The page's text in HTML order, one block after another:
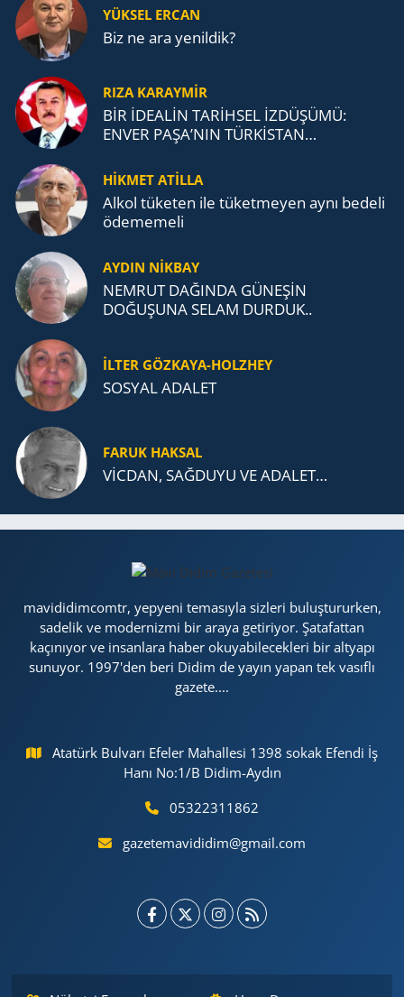
YÜKSEL ERCAN
Biz ne ara yenildik?
RIZA KARAYMIR
BİR İDEALİN TARİHSEL İZDÜŞÜMÜ:
ENVER PAŞA’NIN TÜRKİSTAN
TEŞKİLATI’NA UZANAN MİRASI
HİKMET ATİLLA
Alkol tü­ke­ten ile tü­ket­me­yen aynı be­de­li
öde­me­me­li
AYDIN NİKBAY
NEMRUT DAĞINDA GÜNEŞİN
DOĞUŞUNA SELAM DURDUK..
İLTER GÖZKAYA-HOLZHEY
SOSYAL ADALET
FARUK HAKSAL
VİCDAN, SAĞ­DU­YU VE ADA­LET…
mavididimcomtr, yepyeni temasıyla sizleri buluştururken,
sadelik ve modernizmi bir araya getiriyor. Şatafattan
kaçınıyor ve insanlara haber okuyabilecekleri bir altyapı
sunuyor. 1997'den beri Didim de yayın yapan tek vasıflı
gazete....
Atatürk Bulvarı Efeler Mahallesi 1398 sokak Efendi İş
Hanı No:1/B Didim-Aydın
05322311862
gazetemavididim@gmail.com